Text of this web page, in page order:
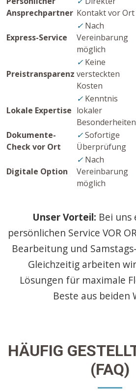
Ansprechpartner Kontakt vor Ort
Express-Service
✓ Nach
Vereinbarung
möglich
Preistransparenz
✓ Keine
versteckten
Kosten
Lokale Expertise
✓ Kenntnis
lokaler
Besonderheiten
Dokumente-
Check vor Ort
✓Sofortige
Überprüfung
Digitale Option
✓ Nach
Vereinbarung
möglich
Unser Vorteil: Bei uns
persönlichen Service VOR
Bearbeitung und
Gleichzeitig arbeiten
Lösungen für maximale
Beste aus beiden
HÄUFIG
(FAQ)